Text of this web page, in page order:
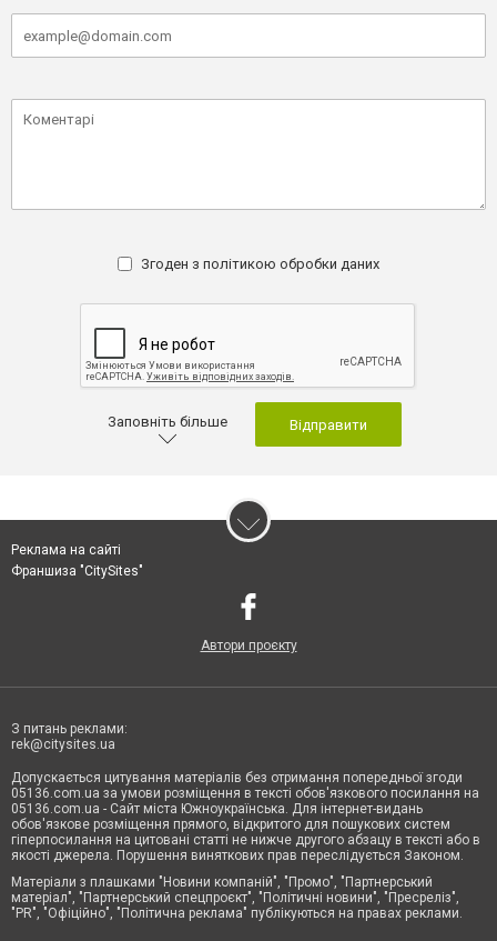
Згоден з політикою обробки даних
Заповніть більше Відправити
Реклама на сайті
Франшиза "CitySites"
Автори проєкту
З питань реклами:
rek@citysites.ua
Допускається цитування матеріалів без отримання попередньої згоди
05136.com.ua за умови розміщення в тексті обов'язкового посилання на
05136.com.ua - Сайт міста Южноукраїнська. Для інтернет-видань
обов'язкове розміщення прямого, відкритого для пошукових систем
гіперпосилання на цитовані статті не нижче другого абзацу в тексті або в
якості джерела. Порушення виняткових прав переслідується Законом.
Матеріали з плашками "Новини компаній", "Промо", "Партнерський
матеріал", "Партнерський спецпроєкт", "Політичні новини", "Пресреліз",
"PR", "Офіційно", "Політична реклама" публікуються на правах реклами.